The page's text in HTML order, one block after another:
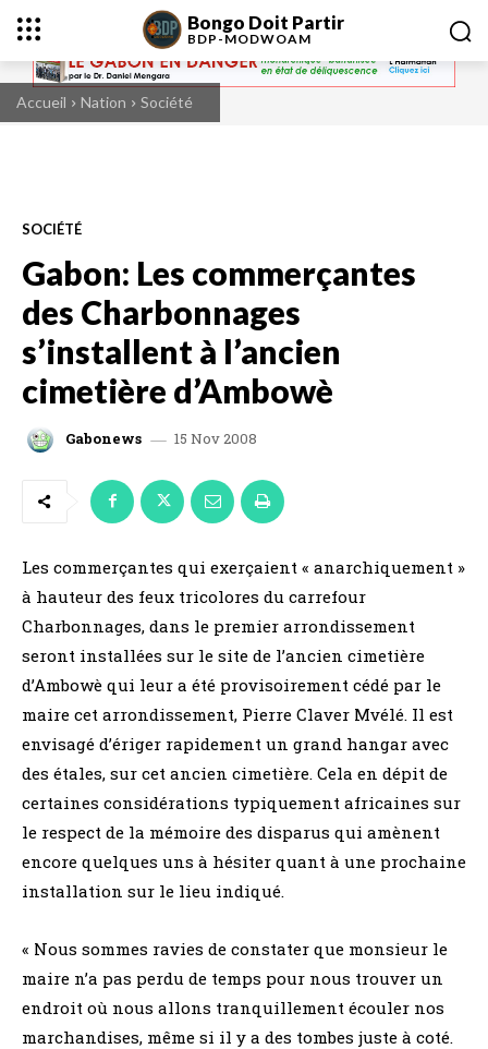
Bongo Doit Partir
BDP-MODWOAM
Accueil Nation Société
SOCIÉTÉ
Gabon: Les commerçantes
des Charbonnages
s’installent à l’ancien
cimetière d’Ambowè
Gabonews 15 Nov 2008
Les commerçantes qui exerçaient « anarchiquement »
à hauteur des feux tricolores du carrefour
Charbonnages, dans le premier arrondissement
seront installées sur le site de l’ancien cimetière
d’Ambowè qui leur a été provisoirement cédé par le
maire cet arrondissement, Pierre Claver Mvélé. Il est
envisagé d’ériger rapidement un grand hangar avec
des étales, sur cet ancien cimetière. Cela en dépit de
certaines considérations typiquement africaines sur
le respect de la mémoire des disparus qui amènent
encore quelques uns à hésiter quant à une prochaine
installation sur le lieu indiqué.
« Nous sommes ravies de constater que monsieur le
maire n’a pas perdu de temps pour nous trouver un
endroit où nous allons tranquillement écouler nos
marchandises, même si il y a des tombes juste à coté.